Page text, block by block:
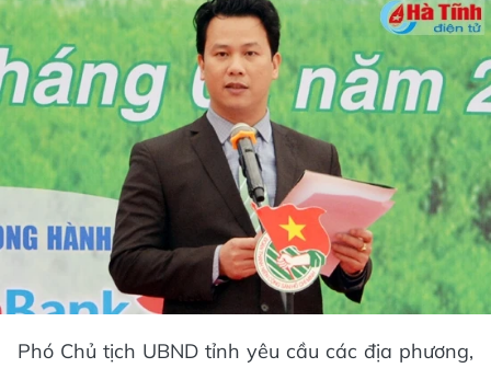
Phó Chủ tịch UBND tỉnh yêu cầu các địa phương,